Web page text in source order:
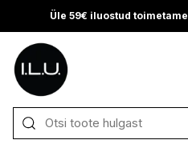
Üle 59€ iluostud